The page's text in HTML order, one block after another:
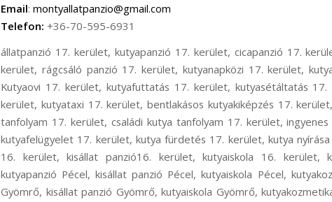
Email: montyallatpanzio@gmail.com
Telefon: +36-70-595-6931
állatpanzió 17. kerület, kutyapanzió 17. kerület, cicapanzió 17. kerület, madár panzió 17. kerület, kisállat panzió 17. kerület, rágcsáló panzió 17. kerület, kutyanapközi 17. kerület, kutyakozmetika 17. kerület, Kutyaiskola 17. kerület, Kutyaovi 17. kerület, kutyafuttatás 17. kerület, kutyasétáltatás 17. kerület, állatorvos 17. kerület, állatszállítás 17. kerület, kutyataxi 17. kerület, bentlakásos kutyakiképzés 17. kerület, kutyakiképző telep 17. kerület, kölyök alapozó tanfolyam 17. kerület, családi kutya tanfolyam 17. kerület, ingyenes chip olvasás17. kerület, kutyaőrzés 17. kerület, kutyafelügyelet 17. kerület, kutya fürdetés 17. kerület, kutya nyírása 17. kerület, állatpanzió 16. kerület, kutyapanzió 16. kerület, kisállat panzió16. kerület, kutyaiskola 16. kerület, kutyakozmetika 16. kerület, állatpanzió Pécel, kutyapanzió Pécel, kisállat panzió Pécel, kutyaiskola Pécel, kutyakozmetika Pécel, állatpanzió Gyömrő, kutyapanzió Gyömrő, kisállat panzió Gyömrő, kutyaiskola Gyömrő, kutyakozmetika Gyömrő, állatpanzió Ecser, kutyapanzió Ecser, kisállat panzió Ecser, kutyaiskola Ecser, kutyakozmetika Ecser, állatpanzió Maglód, kutyapanzió Maglód, kisállat panzió Maglód, kutyaiskola Maglód, kutyakozmetika Maglód, állatpanzió Kistarcsa, kutyapanzió Kistarcsa, kisállat panzió Kistarcsa, kutyaiskola Kistarcsa, kutyakozmetika Kistarcsa, állatpanzió Nagytarcsa, kutyapanzió Nagytarcsa, kisállat panzió Nagytarcsa, kutyaiskola Nagytarcsa, kutyakozmetika Nagytarcsa, állatpanzió Kerepes, kutyapanzió Kerepes, kisállat panzió Kerepes, kutyaiskola Kerepes, kutyakozmetika Kerepes, állatpanzió Vecsés, kutyapanzió Vecsés, kisállat panzió Vecsés, kutyaiskola Vecsés, kutyakozmetika Vecsés, állatpanzió Rákosliget, kutyapanzió Rákosliget, kisállat panzió Rákosliget, kutyaiskola Rákosliget, kutyakozmetika Rákosliget, állatpanzió Rákoskert, kutyapanzió Rákoskert, kisállat panzió Rákoskert, kutyaiskola Rákoskert, kutyakozmetika Rákoskert, állatpanzió Rákoshegy, kutyapanzió Rákoshegy, kisállat panzió Rákoshegy, kutyaiskola Rákoshegy, kutyakozmetika Rákoshegy, állatpanzió Rákoskeresztúr, kutyapanzió Rákoskeresztúr, kisállat panzió Rákoskeresztúr, kutyaiskola Rákoskeresztúr, kutyakozmetika Rákoskeresztúr, állatpanzió Ferihegy, kutyapanzió Ferihegy, kisállat panzió Ferihegy, kutyaiskola Ferihegy, kutya szállítás Ferihegy, kutyataxi Ferihegy, kutya elhelyezés Ferihegy, állatpanzió Isaszeg, kutyapanzió Isaszeg, kisállat panzió Isaszeg, kutyaiskola Isaszeg, kutyakozmetika Isaszeg, állatpanzió Csömör, kutyapanzió Csömör, kisállat panzió Csömör, kutyaiskola Csömör, kutyakozmetika Csömör, állatpanzió Pest megye, kutyapanzió Pest megye, kisállat panzió Pest megye, kutyaiskola Pest megye, állatpanzió Rákoscsaba, kutyapanzió Rákoscsaba, cicapanzió Rákoscsaba, madár panzió Rákoscsaba, kisállat panzió Rákoscsaba, rágcsáló panzió Rákoscsaba, kutyanapközi Rákoscsaba, kutyakozmetika Rákoscsaba, kutyaiskola Rákoscsaba, kutyaovi Rákoscsaba, kutyafuttatás Rákoscsaba, kutya sétáltatás Rákoscsaba, állatorvos Rákoscsaba, állatszállítás Rákoscsaba, kutyataxi Rákoscsaba, bentlakásos kutyakiképzés Rákoscsaba, kutyakiképző telep Rákoscsaba, kölyök alapozó tanfolyam Rákoscsaba, családi kutya tanfolyam Rákoscsaba, ingyenes chip olvasás Rákoscsaba, kutyaőrzés Rákoscsaba, kutyafelügyelet Rákoscsaba, kutya fürdetés Rákoscsaba, kutya nyírása Rákoscsaba, állatpanzió XVII. kerület, kutyapanzió XVII. kerület, cicapanzió XVII. kerület, madár panzió XVII. kerület, kisállat panzió XVII. kerület, rágcsáló panzió XVII. kerület, kutyanapközi XVII. kerület, kutyakozmetika XVII. kerület, kutyaiskola XVII. kerület, kutyaovi XVII. kerület, kutyafuttatás XVII. kerület, kutyasétáltatás XVII. kerület, állatorvos XVII. kerület, állatszállítás XVII. kerület, kutyataxi XVII. kerület, bentlakásos kutyakiképzés XVII. kerület, kutyakiképző telep XVII. kerület, kölyök alapozó tanfolyam XVII. kerület, családi kutya tanfolyam XVII. kerület, ingyenes chip olvasás XVII. kerület, kutyaőrzés XVII. kerület, kutyafelügyelet XVII. kerület, kutya fürdetés XVII. kerület, kutya nyírása XVII. kerület, állatpanzió Rákoscsaba-Újtelep, kutyapanzió Rákoscsaba-Újtelep, cicapanzió Rákoscsaba-Újtelep, madár panzió Rákoscsaba-Újtelep, kisállat panzió Rákoscsaba-Újtelep, rágcsáló panzió Rákoscsaba-Újtelep, kutyanapközi Rákoscsaba-Újtelep, kutyakozmetika Rákoscsaba-Újtelep, Kutyaiskola Rákoscsaba-Újtelep, kutyaovi Rákoscsaba-Újtelep, kutyafuttatás Rákoscsaba-Újtelep, kutyasétáltatás Rákoscsaba-Újtelep, állatorvos Rákoscsaba-Újtelep, állatszállítás Rákoscsaba-Újtelep, kutyataxi Rákoscsaba-Újtelep, bentlakásos kutyakiképzés Rákoscsaba-Újtelep, kutyakiképző telep Rákoscsaba-Újtelep, kölyök alapozó tanfolyam Rákoscsaba-Újtelep, családi kutya tanfolyam Rákoscsaba-Újtelep, ingyenes chip olvasás Rákoscsaba-Újtelep, kutyaőrzés Rákoscsaba-Újtelep, kutyafelügyelet Rákoscsaba-Újtelep, kutya fürdetés Rákoscsaba-Újtelep, kutya nyírása Rákoscsaba-Újtelep, hoppers képzés 17. kerület, hoopers oktatás 17. kerület, hoopers tanfolyam 17. kerület, kutya futópados edzés 17. kerület, futópad edzés 17. kerület, kutyás atlétika 17. kerület, kutyás atlétikai edzés 17. kerület, kutyás sport 17. kerület, kutya szocializáció 17. kerület, kutyafuti 17. kerület, kutyaoktatás 17. kerület, nózi munka 17. kerület, szimat suli 17. kerület, nose work 17. kerület, hoppers képzés 16. kerület, hoopers oktatás 16. kerület, hoopers tanfolyam 16. kerület, kutya futópados edzés 16. kerület, futópad edzés 16. kerület, kutyás atlétika 16. kerület, kutyás atlétikai edzés 16. kerület, kutyás sport 16. kerület, kutya szocializáció 16. kerület, kutyafuti 16. kerület, kutyaoktatás 16. kerület, nózi munka 16. kerület, szimat suli 16. kerület, nose work 16. kerület, hoppers képzés Pécel, hoopers oktatás Pécel, hoopers tanfolyam Pécel, kutya futópados edzés Pécel, kutya futópad